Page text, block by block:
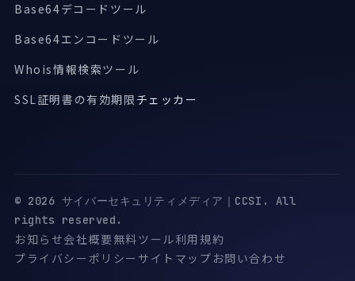
Base64デコードツール
Base64エンコードツール
Whois情報検索ツール
SSL証明書の有効期限 チェッカー
© 2026 サイバーセキュリティメディア｜CCSI. All
rights reserved.
お知らせ会社概要無料ツール利用規約
プライバシーポリシー サイトマップ お問い合わせ